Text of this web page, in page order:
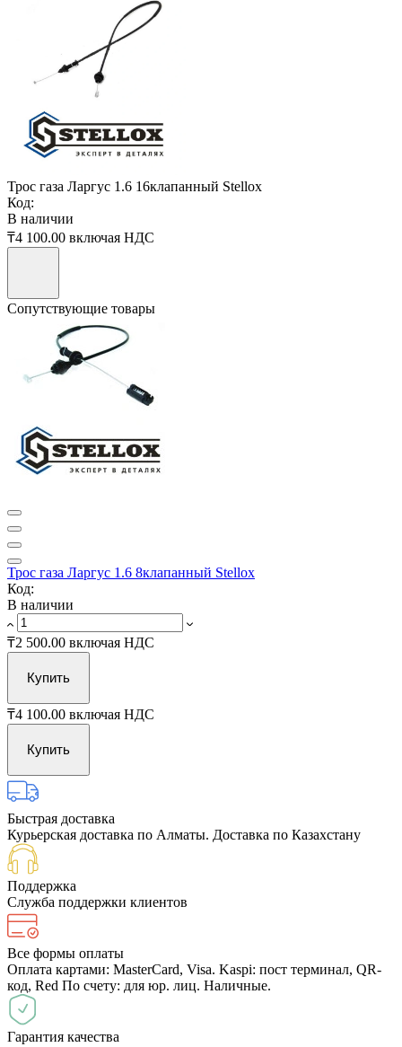
Трос газа Ларгус 1.6 16клапанный Stellox
Код:
В наличии
₸4 100.00 включая НДС
Сопутствующие товары
Трос газа Ларгус 1.6 8клапанный Stellox
Код:
В наличии
₸2 500.00 включая НДС
Купить
₸4 100.00 включая НДС
Купить
Быстрая доставка
Курьерская доставка по Алматы. Доставка по Казахстану
Поддержка
Служба поддержки клиентов
Все формы оплаты
Оплата картами: MasterCard, Visa. Kaspi: пост терминал, QR-
код, Red По счету: для юр. лиц. Наличные.
Гарантия качества